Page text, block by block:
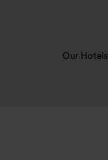
Our Hotels